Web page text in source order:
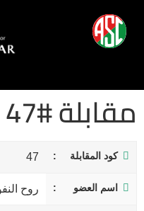
مقابلة #47
كود المقابلة 47
اسم العضو روح